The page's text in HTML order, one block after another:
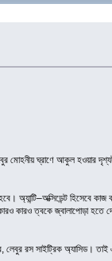
ঘ্রাণে আকুল হওয়ার
অ্যান্টি–অক্সিডেন্ট
ত্বকে জ্বালাপোড়া হতে
রস সাইট্রিক অ্যাসিড।